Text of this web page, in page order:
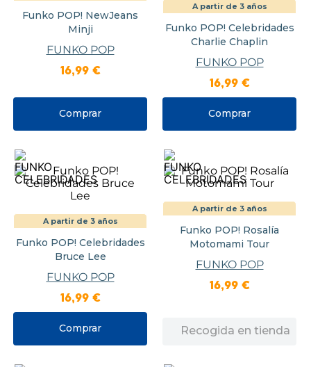
Funko POP! NewJeans
Minji
FUNKO POP
16,99 €
Comprar
A partir de 3 años
Funko POP! Celebridades
Charlie Chaplin
FUNKO POP
16,99 €
Comprar
A partir de 3 años
Funko POP! Celebridades
Bruce Lee
FUNKO POP
16,99 €
Comprar
A partir de 3 años
Funko POP! Rosalía
Motomami Tour
FUNKO POP
16,99 €
Recogida en tienda